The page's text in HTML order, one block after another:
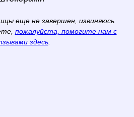
еще не завершен, извиняюсь
пожалуйста, помогите нам с
здесь.